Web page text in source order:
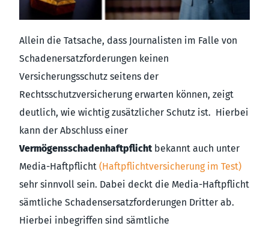
Allein die Tatsache, dass Journalisten im Falle von
Schadenersatzforderungen keinen
Versicherungsschutz seitens der
Rechtsschutzversicherung erwarten können, zeigt
deutlich, wie wichtig zusätzlicher Schutz ist. Hierbei
kann der Abschluss einer
Vermögensschadenhaftpflichtbekannt auch unter
Media-Haftpflicht (Haftpflichtversicherung im Test)
sehr sinnvoll sein. Dabei deckt die Media-Haftpflicht
sämtliche Schadensersatzforderungen Dritter ab.
Hierbei inbegriffen sind sämtliche